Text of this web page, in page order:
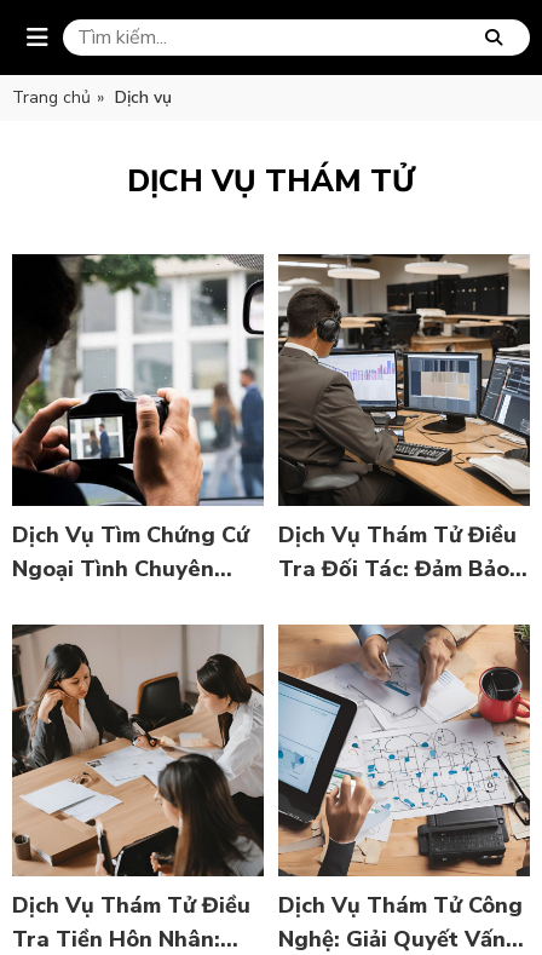
Trang chủ » Dịch vụ
DỊCH VỤ THÁM TỬ
Dịch Vụ Tìm Chứng Cứ
Ngoại Tình Chuyên
Thật và Giải Quyết Vấn
Đề
Dịch Vụ Thám Tử Điều
Tra Đối Tác: Đảm Bảo
Kinh Doanh Chính Xác
Dịch Vụ Thám Tử Điều
Tra Tiền Hôn Nhân:
Dịch Vụ Thám Tử Công
Nghệ: Giải Quyết Vấn